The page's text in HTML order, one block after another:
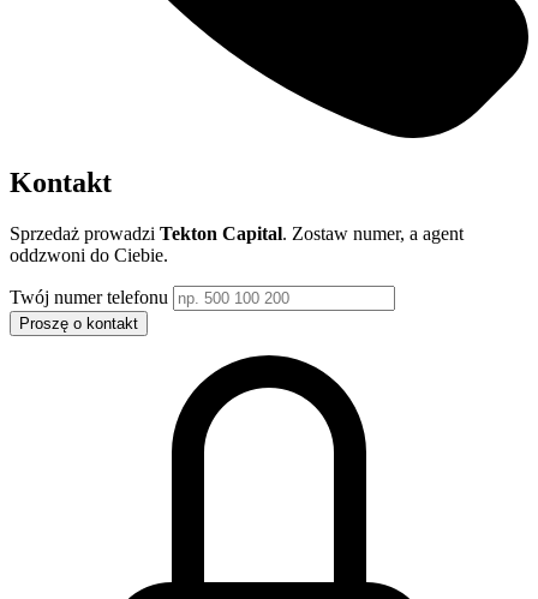
Kontakt
Sprzedaż prowadzi Tekton Capital. Zostaw numer, a agent
oddzwoni do Ciebie.
Twój numer telefonu
Proszę o kontakt